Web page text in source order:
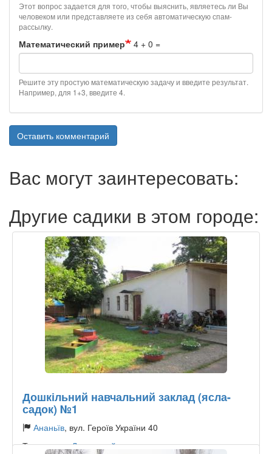
Этот вопрос задается для того, чтобы выяснить, являетесь ли Вы
человеком или представляете из себя автоматическую спам-
рассылку.
Математический пример 4 + 0 =
Решите эту простую математическую задачу и введите результат.
Например, для 1+3, введите 4.
Оставить комментарий
Вас могут заинтересовать:
Другие садики в этом городе:
Дошкільний навчальний заклад (ясла-
садок) №1
Ананьїв, вул. Героїв України 40
Тип садика:Державний